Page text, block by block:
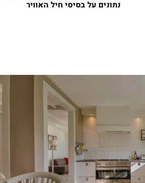
נתונים על בסיסי חיל האוויר